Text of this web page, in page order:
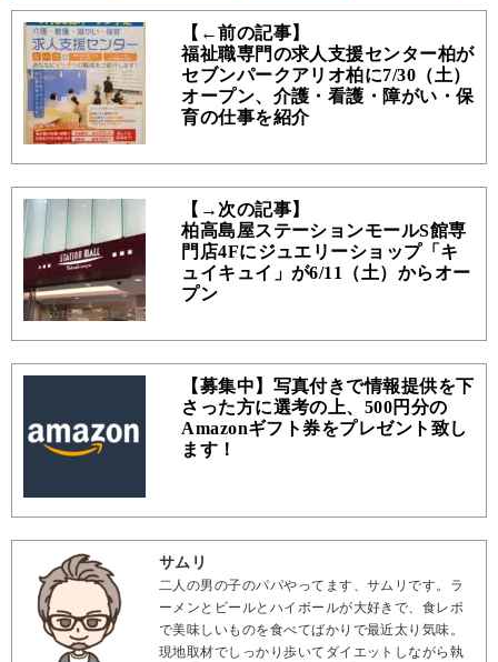
【←前の記事】
福祉職専門の求人支援センター柏が
セブンパークアリオ柏に7/30（土）
オープン、介護・看護・障がい・保
育の仕事を紹介
【→次の記事】
柏高島屋ステーションモールS館専
門店4Fにジュエリーショップ「キ
ュイキュイ」が6/11（土）からオー
プン
【募集中】写真付きで情報提供を下
さった方に選考の上、500円分の
Amazonギフト券をプレゼント致し
ます！
サムリ
二人の男の子のパパやってます、サムリです。ラ
ーメンとビールとハイボールが大好きで、食レポ
で美味しいものを食べてばかりで最近太り気味。
現地取材でしっかり歩いてダイエットしながら執